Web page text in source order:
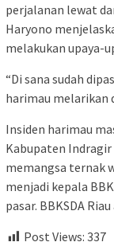
perjalanan lewat
Haryono
melakukan upaya-
“Di sana sudah
harimau melarikan
Insiden harimau
Kabupaten Indragir
memangsa ternak
menjadi kepala
pasar. BBKSDA
Post Views: 337